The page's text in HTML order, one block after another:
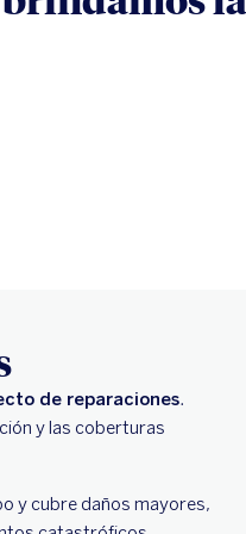
de reparaciones.
y las coberturas
y cubre daños mayores,